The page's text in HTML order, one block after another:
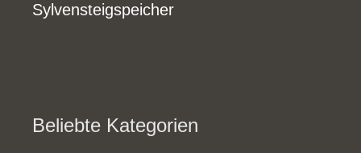
Sylvensteigspeicher
Beliebte Kategorien